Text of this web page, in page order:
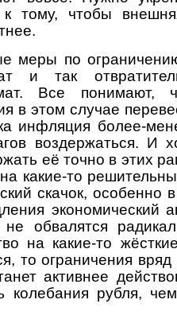
к тому, чтобы
меры по
и так
Все понимают,
в этом случае
инфляция более-
воздержаться. И
её точно в этих
какие-то
скачок, особенно
экономический
обвалятся
на какие-то
то ограничения
активнее
колебания рубля,